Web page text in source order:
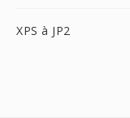
XPS à JP2